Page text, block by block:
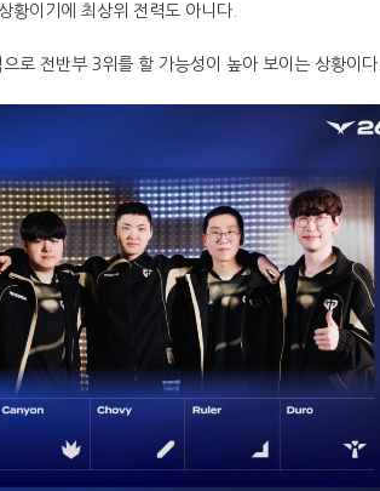
황이기에 최상위 전력도 아니다.
로 전반부 3위를 할 가능성이 높아 보이는 상황이다.